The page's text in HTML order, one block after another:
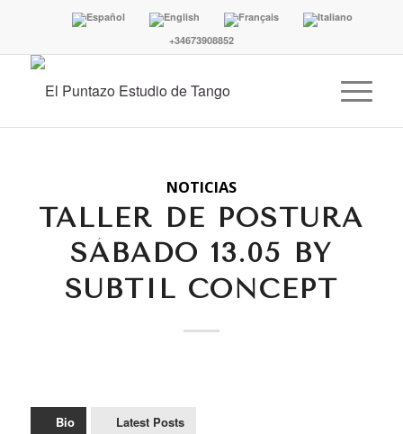
+34673908852
NOTICIAS
TALLER DE POSTURA
SÁBADO 13.05 BY
SUBTIL CONCEPT
Bio Latest Posts